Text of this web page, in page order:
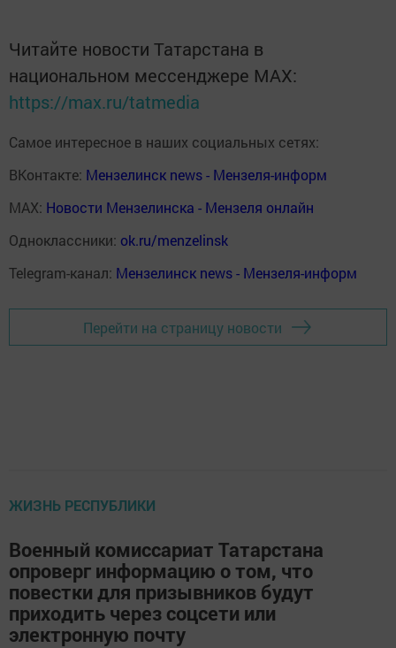
Читайте новости Татарстана в
национальном мессенджере MАХ:
https://max.ru/tatmedia
Самое интересное в наших социальных сетях:
ВКонтакте: Мензелинск news - Мензеля-информ
MAX: Новости Мензелинска - Мензеля онлайн
Одноклассники: ok.ru/menzelinsk
Telegram-канал: Мензелинск news - Мензеля-информ
Перейти на страницу новости
ЖИЗНЬ РЕСПУБЛИКИ
Военный комиссариат Татарстана
опроверг информацию о том, что
повестки для призывников будут
приходить через соцсети или
электронную почту